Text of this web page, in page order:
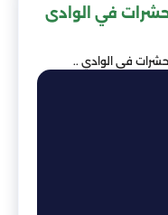
في الوادى
في الوادي ..